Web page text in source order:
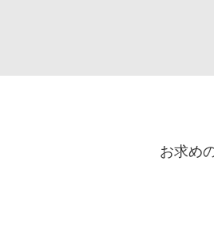
お求め